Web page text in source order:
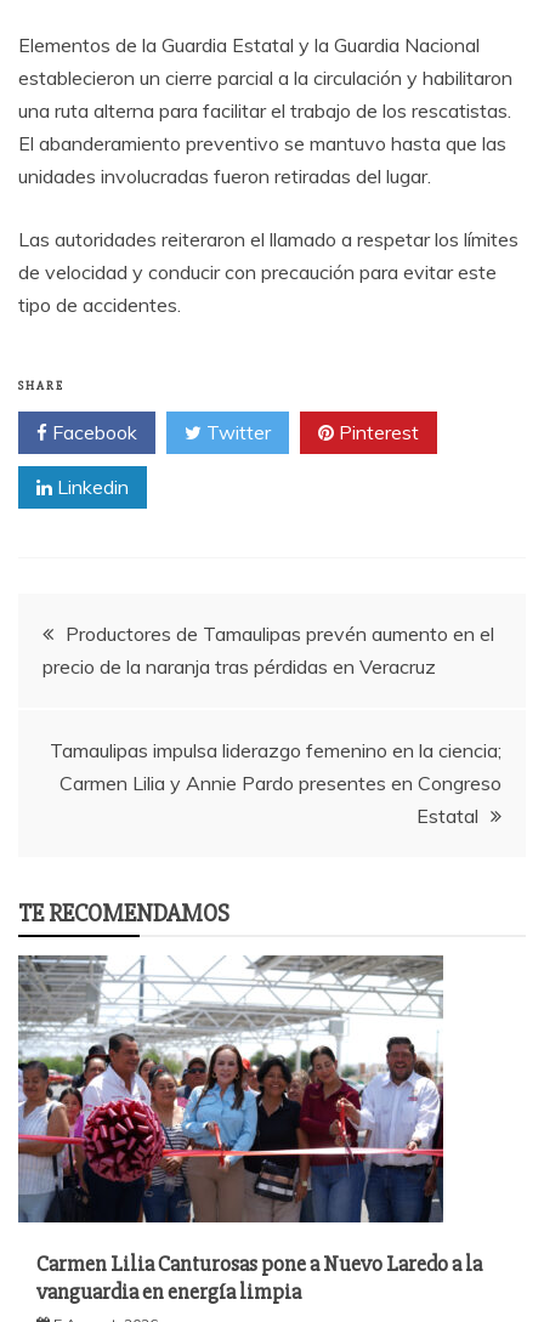
Elementos de la Guardia Estatal y la Guardia Nacional
establecieron un cierre parcial a la circulación y habilitaron
una ruta alterna para facilitar el trabajo de los rescatistas.
El abanderamiento preventivo se mantuvo hasta que las
unidades involucradas fueron retiradas del lugar.
Las autoridades reiteraron el llamado a respetar los límites
de velocidad y conducir con precaución para evitar este
tipo de accidentes.
SHARE
Facebook Twitter Pinterest
Linkedin
Post
navigation
Productores de Tamaulipas prevén aumento en el
precio de la naranja tras pérdidas en Veracruz
Tamaulipas impulsa liderazgo femenino en la ciencia;
Carmen Lilia y Annie Pardo presentes en Congreso
Estatal
TE RECOMENDAMOS
Carmen Lilia Canturosas pone a Nuevo Laredo a la
vanguardia en energía limpia